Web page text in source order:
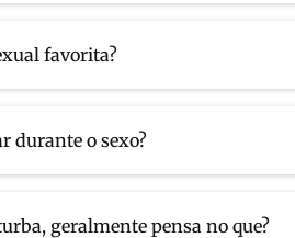
favorita?
durante o sexo?
geralmente pensa no que?